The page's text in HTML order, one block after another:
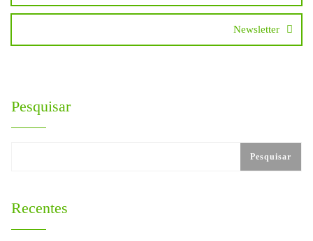
artigos
Newsletter
Pesquisar
Pesquisar
Recentes